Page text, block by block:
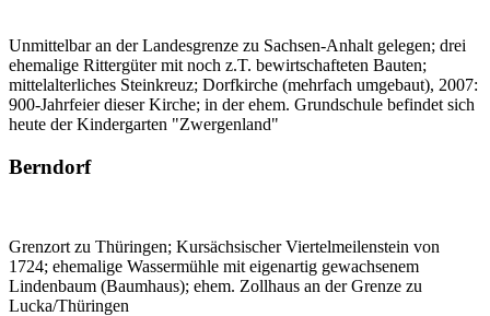
Unmittelbar an der Landesgrenze zu Sachsen-Anhalt gelegen; drei
ehemalige Rittergüter mit noch z.T. bewirtschafteten Bauten;
mittelalterliches Steinkreuz; Dorfkirche (mehrfach umgebaut), 2007:
900-Jahrfeier dieser Kirche; in der ehem. Grundschule befindet sich
heute der Kindergarten "Zwergenland"
Berndorf
Grenzort zu Thüringen; Kursächsischer Viertelmeilenstein von
1724; ehemalige Wassermühle mit eigenartig gewachsenem
Lindenbaum (Baumhaus); ehem. Zollhaus an der Grenze zu
Lucka/Thüringen